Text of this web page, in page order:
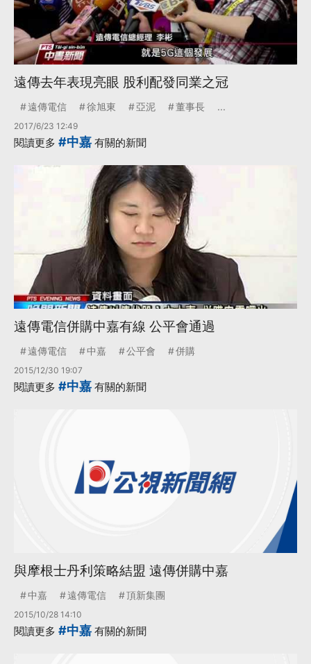
遠傳去年表現亮眼 股利配發同業之冠
遠傳電信 徐旭東 亞泥 董事長 ...
2017/6/23 12:49
閱讀更多 #中嘉 有關的新聞
遠傳電信併購中嘉有線 公平會通過
遠傳電信 中嘉 公平會 併購
2015/12/30 19:07
閱讀更多 #中嘉 有關的新聞
與摩根士丹利策略結盟 遠傳併購中嘉
中嘉 遠傳電信 頂新集團
2015/10/28 14:10
閱讀更多 #中嘉 有關的新聞